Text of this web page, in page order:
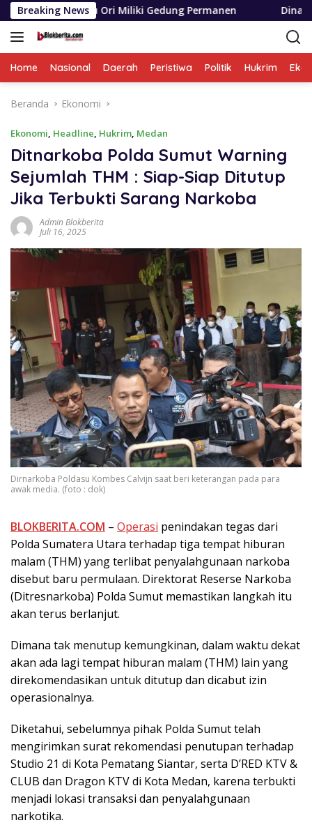
Langsung
ke
konten
Breaking News
Miliki Gedung Permanen Dinas SDABMBK Medan
Home Nasional Daerah Peristiwa Politik Hukrim
Beranda Ekonomi
Ekonomi, Headline, Hukrim, Medan
Ditnarkoba Polda Sumut Warning
Sejumlah THM : Siap-Siap Ditutup
Jika Terbukti Sarang Narkoba
Admin Blokberita
Juli 16, 2025
Dirnarkoba Poldasu Kombes Calvijn saat beri keterangan pada para
awak media. (foto : dok)
BLOKBERITA.COM – Operasi penindakan tegas dari
Polda Sumatera Utara terhadap tiga tempat hiburan
malam (THM) yang terlibat penyalahgunaan narkoba
disebut baru permulaan. Direktorat Reserse Narkoba
(Ditresnarkoba) Polda Sumut memastikan langkah itu
akan terus berlanjut.
Dimana tak menutup kemungkinan, dalam waktu dekat
akan ada lagi tempat hiburan malam (THM) lain yang
direkomendasikan untuk ditutup dan dicabut izin
operasionalnya.
Diketahui, sebelumnya pihak Polda Sumut telah
mengirimkan surat rekomendasi penutupan terhadap
Studio 21 di Kota Pematang Siantar, serta D’RED KTV &
CLUB dan Dragon KTV di Kota Medan, karena terbukti
menjadi lokasi transaksi dan penyalahgunaan
narkotika.